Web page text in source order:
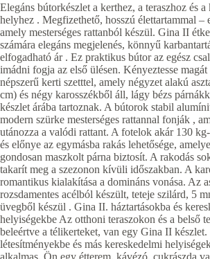
Elegáns bútorkészlet a kerthez, a teraszhoz és a
helyhez . Megfizethető, hosszú élettartammal –
amely mesterséges rattanból készül. Gina II
számára elegáns megjelenés, könnyű
elfogadható ár . Ez praktikus bútor az egész
imádni fogja az első ülésen. Kényeztesse magát
népszerű kerti szetttel, amely négyzet alakú
cm) és négy karosszékből áll, lágy bézs
készlet árába tartoznak. A bútorok stabil
modern szürke mesterséges rattannal fonják ,
utánozza a valódi rattant. A fotelok akár 130
és előnye az egymásba rakás lehetősége,
gondosan maszkolt párna biztosít. A rakodás
takarít meg a szezonon kívüli időszakban. A
romantikus kialakítása a domináns vonása. Az
rozsdamentes acélból készült, teteje szilárd, 5
üvegből készül . Gina II. háztartásokba és
helyiségekbe Az otthoni teraszokon és a belső
beleértve a télikerteket, van egy Gina II készlet.
létesítményekbe és más kereskedelmi
alkalmas. Ön egy étterem, kávézó, cukrászda